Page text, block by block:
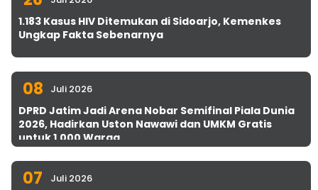
1.183 Kasus HIV Ditemukan di Sidoarjo, Kemenkes
Ungkap Fakta Sebenarnya
08 Juli 2026
DPRD Jatim Jadi Arena Nobar Semifinal Piala Dunia
2026, Hadirkan Uston Nawawi dan UMKM Gratis
untuk 1.000 Warga
07 Juli 2026